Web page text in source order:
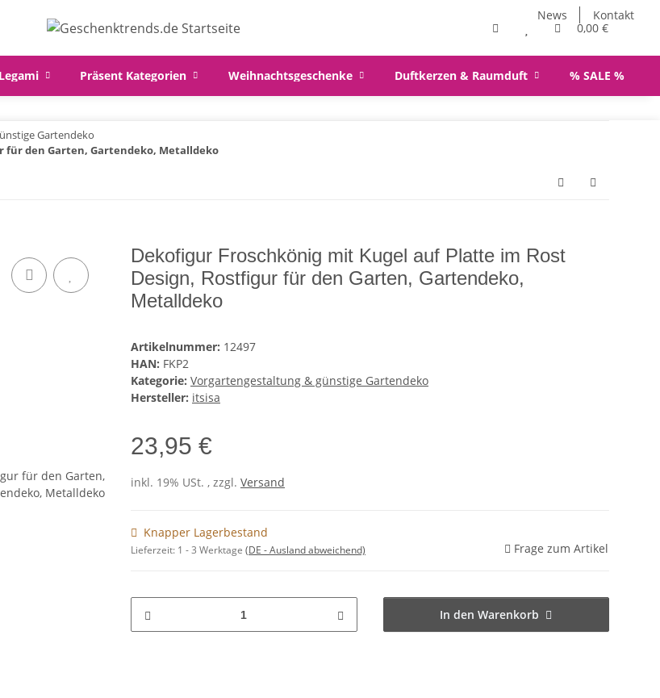
News
Kontakt
0,00 €
Legami Präsent Kategorien Weihnachtsgeschenke Duftkerzen & Raumduft % SALE %
Gartendeko
für den Garten, Gartendeko, Metalldeko
Dekofigur Froschkönig mit Kugel auf Platte im Rost
Design, Rostfigur für den Garten, Gartendeko,
Metalldeko
Artikelnummer: 12497
HAN: FKP2
Kategorie: Vorgartengestaltung & günstige Gartendeko
Hersteller: itsisa
23,95 €
inkl. 19% USt. , zzgl. Versand
Knapper Lagerbestand
Lieferzeit: 1 - 3 Werktage (DE - Ausland abweichend) Frage zum Artikel
In den Warenkorb